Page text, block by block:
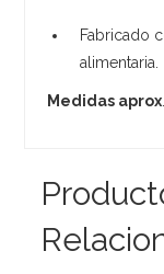
Fabricado
alimentaria.
Medidas aprox